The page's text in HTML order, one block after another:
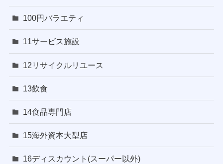
100円バラエティ
11サービス施設
12リサイクルリユース
13飲食
14食品専門店
15海外資本大型店
16ディスカウント(スーパー以外)